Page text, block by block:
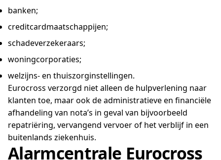
banken;
creditcardmaatschappijen;
schadeverzekeraars;
woningcorporaties;
welzijns- en thuiszorginstellingen.
Eurocross verzorgd niet alleen de hulpverlening naar
klanten toe, maar ook de administratieve en financiële
afhandeling van nota’s in geval van bijvoorbeeld
repatriëring, vervangend vervoer of het verblijf in een
buitenlands ziekenhuis.
Alarmcentrale Eurocross